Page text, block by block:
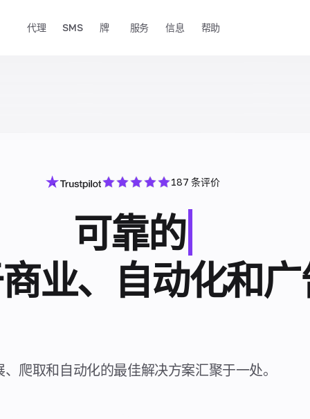
代理 SMS 牌 服务 信息 帮助
187 条评价
可靠的
业、自动化和广
爬取和自动化的最佳解决方案汇聚于一处。